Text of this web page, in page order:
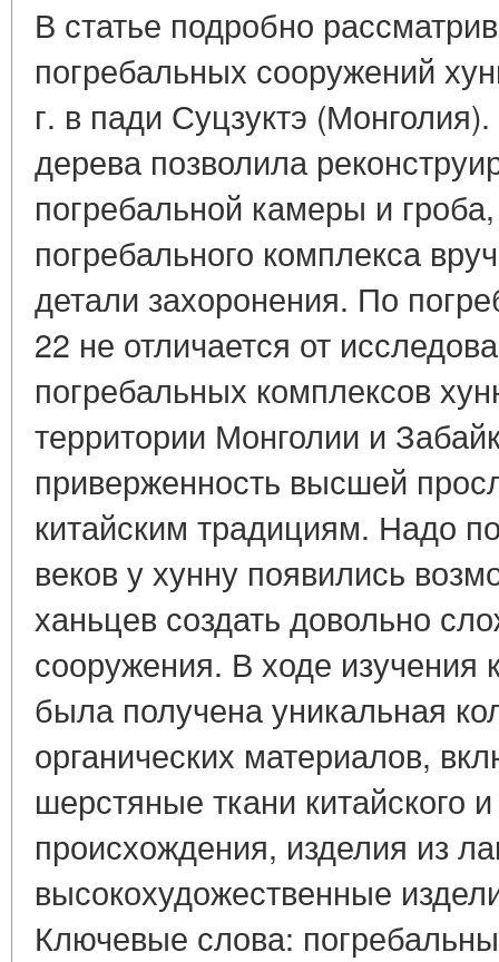
В статье подробно
погребальных сооружений
г. в пади Суцзуктэ
дерева позволила
погребальной камеры и
погребального комплекса
детали захоронения. По
22 не отличается от
погребальных комплексов
территории Монголии и
приверженность высшей
китайским традициям. Надо
веков у хунну появились
ханьцев создать довольно
сооружения. В ходе изучения
была получена уникальная
органических материалов,
шерстяные ткани китайского
происхождения, изделия из
высокохудожественные
Ключевые слова: